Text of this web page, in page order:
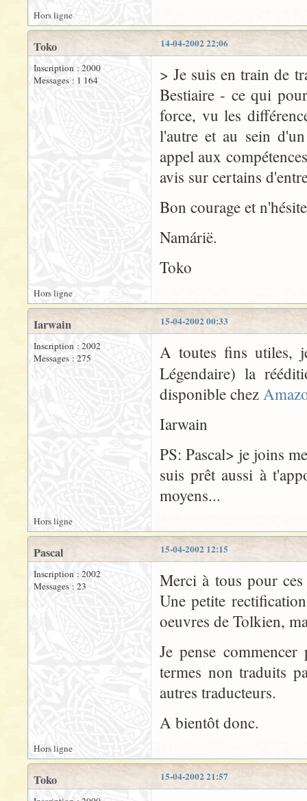
Hors ligne
14-04-2002 22:06
Toko
Inscription : 2000
Messages : 1 164
> Je suis en train de
Bestiaire - ce qui
force, vu les
l'autre et au sein
appel aux
avis sur certains
Bon courage et
Namárië.
Toko
Hors ligne
15-04-2002 00:33
Iarwain
Inscription : 2002
Messages : 275
A toutes fins utiles,
Légendaire) la
disponible chez
Iarwain
PS: Pascal> je joins
suis prêt aussi à
moyens...
Hors ligne
15-04-2002 12:15
Pascal
Inscription : 2002
Messages : 23
Merci à tous pour
Une petite
oeuvres de Tolkien,
Je pense
termes non traduits
autres traducteurs.
A bientôt donc.
Hors ligne
15-04-2002 21:57
Toko